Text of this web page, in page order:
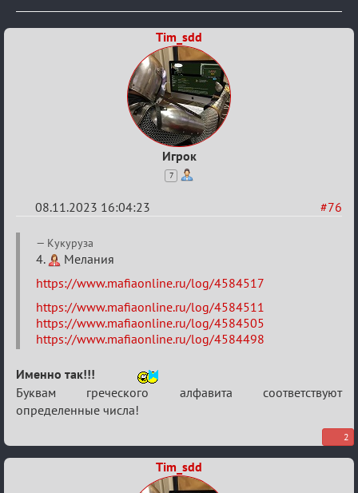
Tim_sdd
Игрок
7
#76
08.11.2023 16:04:23
Re:
ВСПОМНИТЬ
ВСЕХ
Кукуруза
4.
Мелания
https://www.mafiaonline.ru/log/4584517
https://www.mafiaonline.ru/log/4584511
https://www.mafiaonline.ru/log/4584505
https://www.mafiaonline.ru/log/4584498
Именно так!!!
Буквам греческого алфавита соответствуют
определенные числа!
2
Tim_sdd